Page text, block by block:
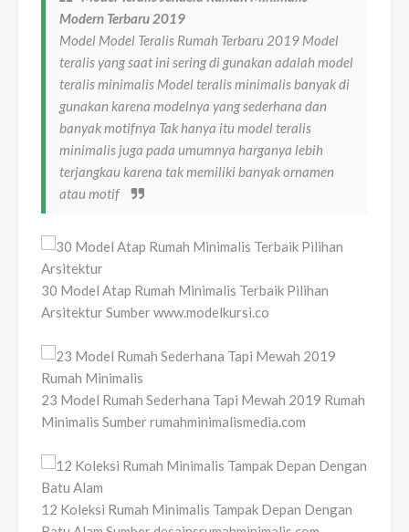
Modern Terbaru 2019
Model Model Teralis Rumah Terbaru 2019 Model
teralis yang saat ini sering di gunakan adalah model
teralis minimalis Model teralis minimalis banyak di
gunakan karena modelnya yang sederhana dan
banyak motifnya Tak hanya itu model teralis
minimalis juga pada umumnya harganya lebih
terjangkau karena tak memiliki banyak ornamen
atau motif
30 Model Atap Rumah Minimalis Terbaik Pilihan
Arsitektur Sumber www.modelkursi.co
23 Model Rumah Sederhana Tapi Mewah 2019 Rumah
Minimalis Sumber rumahminimalismedia.com
12 Koleksi Rumah Minimalis Tampak Depan Dengan